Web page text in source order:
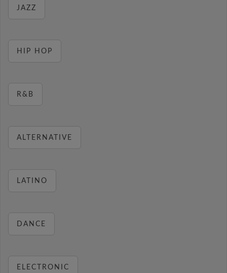
JAZZ
HIP HOP
R&B
ALTERNATIVE
LATINO
DANCE
ELECTRONIC